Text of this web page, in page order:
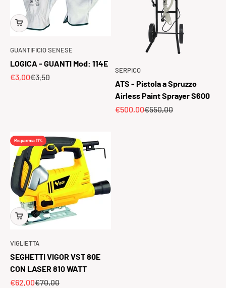
GUANTIFICIO SENESE
LOGICA - GUANTI Mod: 114E
Prezzo scontato
€3,00Prezzo
€3,50
SERPICO
ATS - Pistola a Spruzzo
Airless Paint Sprayer S600
Prezzo scontato
€500,00Prezzo
€550,00
Risparmia 11%
VIGLIETTA
SEGHETTI VIGOR VST 80E
CON LASER 810 WATT
Prezzo scontato
€62,00Prezzo
€70,00